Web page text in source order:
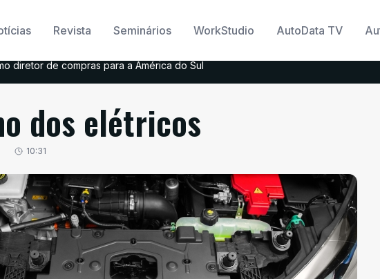
Revista Seminários WorkStudio AutoData TV
diretor de compras para a América do Sul
dos elétricos
10:31